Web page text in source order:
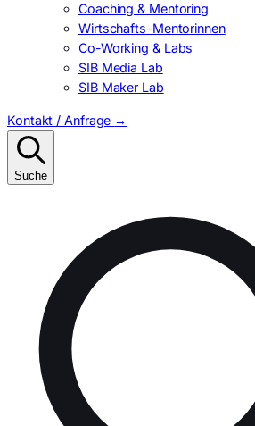
Coaching & Mentoring
Wirtschafts-Mentorinnen
Co-Working & Labs
SIB Media Lab
SIB Maker Lab
Kontakt / Anfrage →
Suche